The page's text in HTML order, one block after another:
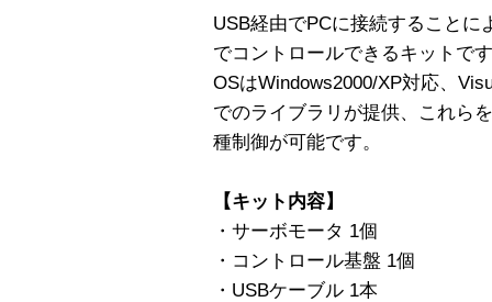
USB経由でPCに接続すること
でコントロールできるキットで
OSはWindows2000/XP対応、
でのライブラリが提供、これら
種制御が可能です。
【キット内容】
・サーボモータ 1個
・コントロール基盤 1個
・USBケーブル 1本